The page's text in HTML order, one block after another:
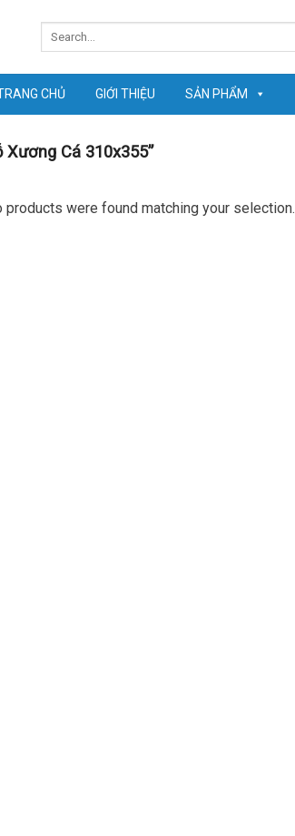
CHỦ GIỚI THIỆU SẢN PHẨM
Xương Cá 310x355”
products were found matching your selection.